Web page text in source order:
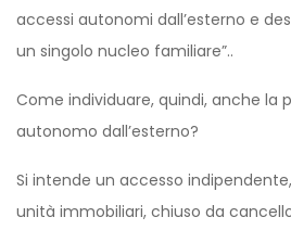
accessi autonomi dall’esterno e
un singolo nucleo familiare”..
Come individuare, quindi, anche la
autonomo dall’esterno?
Si intende un accesso
unità immobiliari, chiuso da